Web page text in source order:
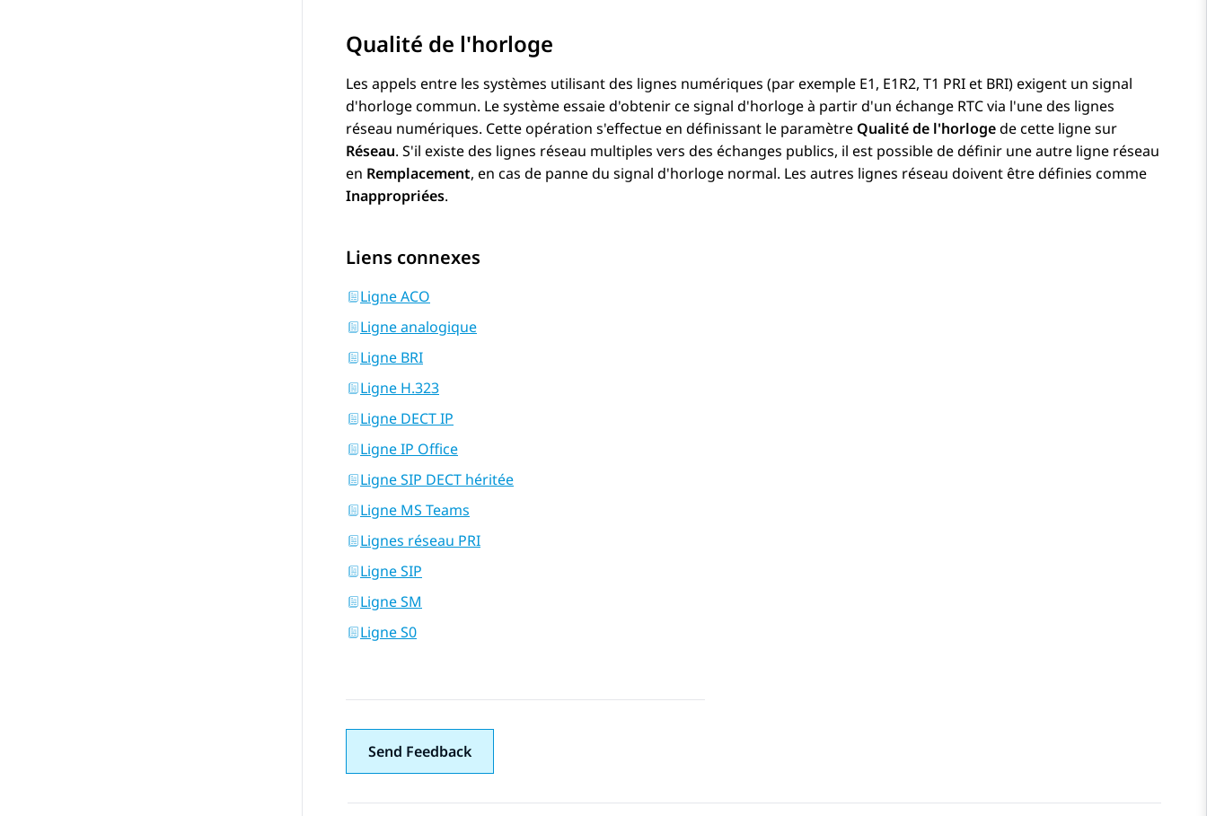
Qualité de l'horloge
Les appels entre les systèmes utilisant des lignes numériques (par exemple E1, E1R2, T1 PRI et BRI) exigent un signal
d'horloge commun. Le système essaie d'obtenir ce signal d'horloge à partir d'un échange RTC via l'une des lignes
réseau numériques. Cette opération s'effectue en définissant le paramètre Qualité de l'horlogede cette ligne sur
Réseau. S'il existe des lignes réseau multiples vers des échanges publics, il est possible de définir une autre ligne réseau
en Remplacement, en cas de panne du signal d'horloge normal. Les autres lignes réseau doivent être définies comme
Inappropriées.
Liens connexes
Ligne ACO
Ligne analogique
Ligne BRI
Ligne H.323
Ligne DECT IP
Ligne IP Office
Ligne SIP DECT héritée
Ligne MS Teams
Lignes réseau PRI
Ligne SIP
Ligne SM
Ligne S0
Send Feedback